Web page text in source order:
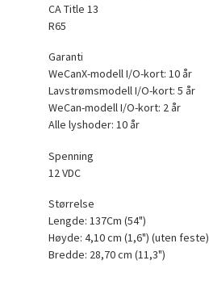
CA Title 13
R65
Garanti
WeCanX-modell I/O-kort: 10 år
Lavstrømsmodell I/O-kort: 5 år
WeCan-modell I/O-kort: 2 år
Alle lyshoder: 10 år
Spenning
12 VDC
Størrelse
Lengde: 137Cm (54")
Høyde: 4,10 cm (1,6") (uten feste)
Bredde: 28,70 cm (11,3")